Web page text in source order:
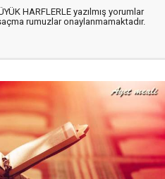
HARFLERLE yazılmış yorumlar
rumuzlar onaylanmamaktadır.